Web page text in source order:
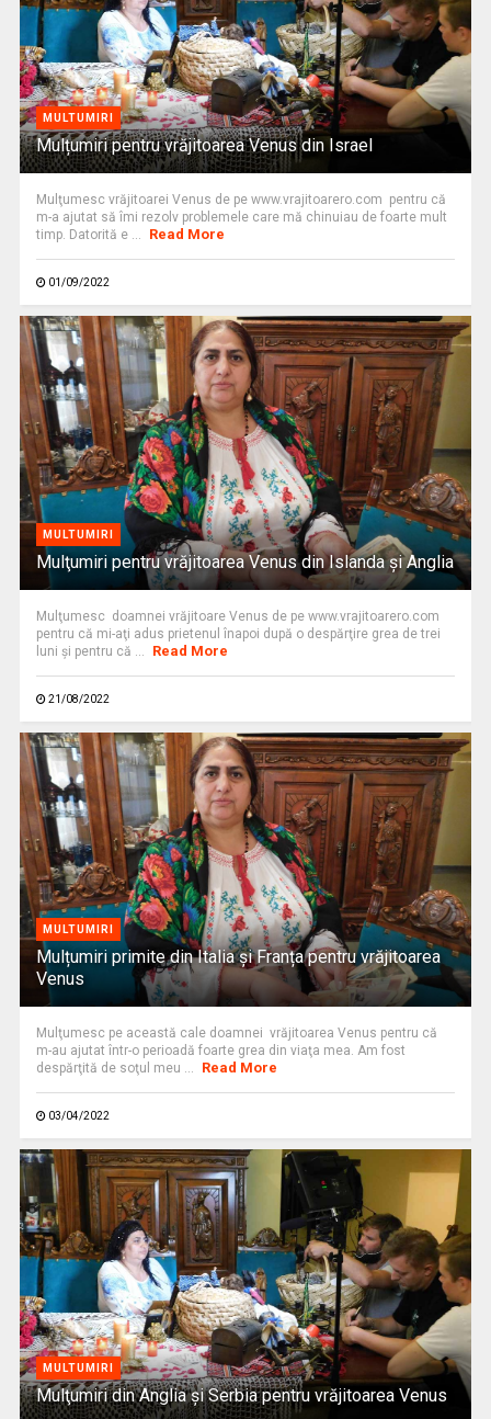
MULTUMIRI
Mulțumiri pentru vrăjitoarea Venus din Israel
Mulţumesc vrăjitoarei Venus de pe www.vrajitoarero.com pentru că
m-a ajutat să îmi rezolv problemele care mă chinuiau de foarte mult
timp. Datorită e ...
Read More
01/09/2022
MULTUMIRI
Mulţumiri pentru vrăjitoarea Venus din Islanda și Anglia
Mulţumesc doamnei vrăjitoare Venus de pe www.vrajitoarero.com
pentru că mi-aţi adus prietenul înapoi după o despărţire grea de trei
luni şi pentru că ...
Read More
21/08/2022
MULTUMIRI
Mulțumiri primite din Italia și Franța pentru vrăjitoarea
Venus
Mulţumesc pe această cale doamnei vrăjitoarea Venus pentru că
m-au ajutat într-o perioadă foarte grea din viaţa mea. Am fost
despărţită de soţul meu ...
Read More
03/04/2022
MULTUMIRI
Mulţumiri din Anglia și Serbia pentru vrăjitoarea Venus